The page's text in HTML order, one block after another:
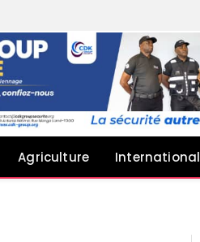
Agriculture International